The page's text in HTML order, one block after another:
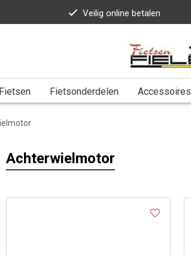
Veilig online betalen
Fietsen Fietsonderdelen Accessoires
Achterwielmotor